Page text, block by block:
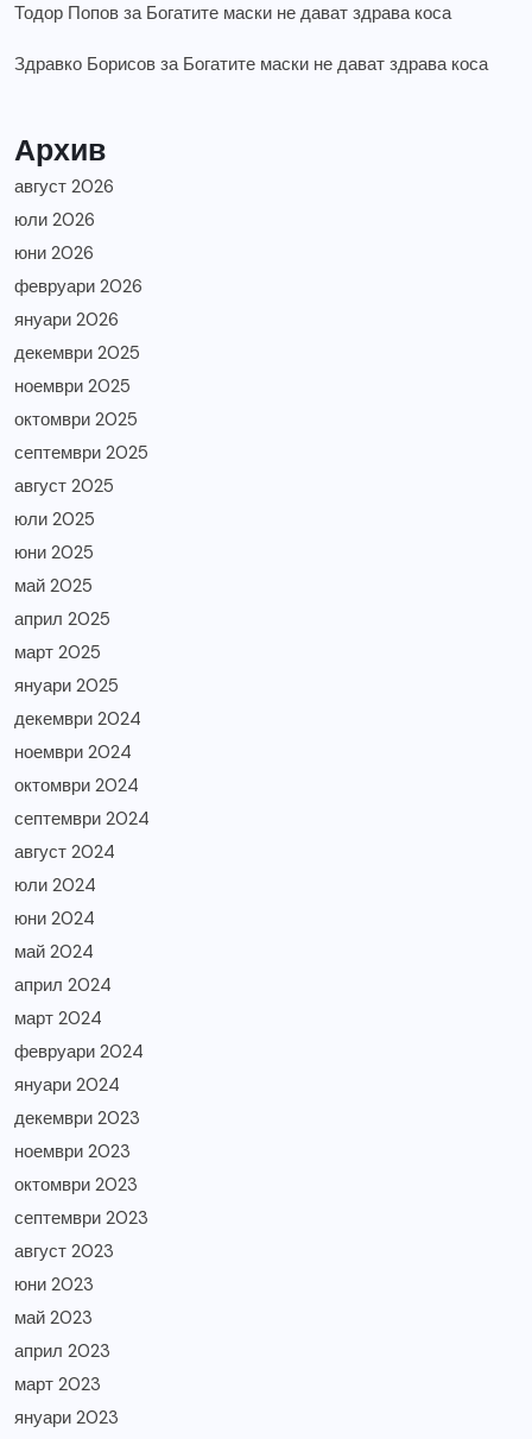
Тодор Попов за Богатите маски не дават здрава коса
Здравко Борисов за Богатите маски не дават здрава коса
Архив
август 2026
юли 2026
юни 2026
февруари 2026
януари 2026
декември 2025
ноември 2025
октомври 2025
септември 2025
август 2025
юли 2025
юни 2025
май 2025
април 2025
март 2025
януари 2025
декември 2024
ноември 2024
октомври 2024
септември 2024
август 2024
юли 2024
юни 2024
май 2024
април 2024
март 2024
февруари 2024
януари 2024
декември 2023
ноември 2023
октомври 2023
септември 2023
август 2023
юни 2023
май 2023
април 2023
март 2023
януари 2023